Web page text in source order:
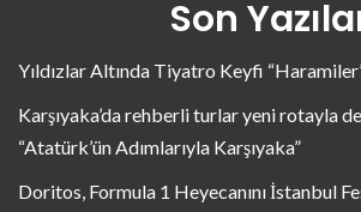
Son
Yıldızlar Altında Tiyatro Keyfi
Karşıyaka’da rehberli turlar yeni rotayla
“Atatürk’ün Adımlarıyla Karşıyaka”
Doritos, Formula 1 Heyecanını İstanbul